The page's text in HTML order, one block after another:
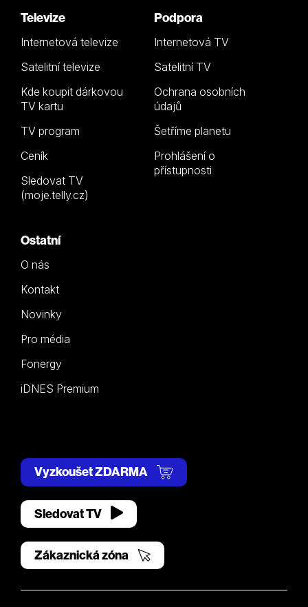
Televize
Internetová televize
Satelitní televize
Kde koupit dárkovou
TV kartu
TV program
Ceník
Sledovat TV
(moje.telly.cz)
Podpora
Internetová TV
Satelitní TV
Ochrana osobních
údajů
Šetříme planetu
Prohlášení o
přístupnosti
Ostatní
O nás
Kontakt
Novinky
Pro média
Fonergy
iDNES Premium
Vyzkoušet ZDARMA
Sledovat TV
Zákaznická zóna